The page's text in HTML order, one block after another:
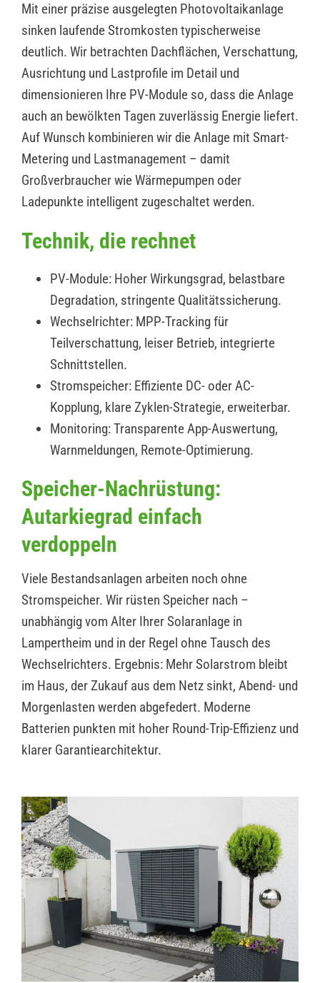
Mit einer präzise ausgelegten Photovoltaikanlage
sinken laufende Stromkosten typischerweise
deutlich. Wir betrachten Dachflächen, Verschattung,
Ausrichtung und Lastprofile im Detail und
dimensionieren Ihre PV-Module so, dass die Anlage
auch an bewölkten Tagen zuverlässig Energie liefert.
Auf Wunsch kombinieren wir die Anlage mit Smart-
Metering und Lastmanagement – damit
Großverbraucher wie Wärmepumpen oder
Ladepunkte intelligent zugeschaltet werden.
Technik, die rechnet
PV-Module: Hoher Wirkungsgrad, belastbare
Degradation, stringente Qualitätssicherung.
Wechselrichter: MPP-Tracking für
Teilverschattung, leiser Betrieb, integrierte
Schnittstellen.
Stromspeicher: Effiziente DC- oder AC-
Kopplung, klare Zyklen-Strategie, erweiterbar.
Monitoring: Transparente App-Auswertung,
Warnmeldungen, Remote-Optimierung.
Speicher-Nachrüstung:
Autarkiegrad einfach
verdoppeln
Viele Bestandsanlagen arbeiten noch ohne
Stromspeicher. Wir rüsten Speicher nach –
unabhängig vom Alter Ihrer Solaranlage in
Lampertheim und in der Regel ohne Tausch des
Wechselrichters. Ergebnis: Mehr Solarstrom bleibt
im Haus, der Zukauf aus dem Netz sinkt, Abend- und
Morgenlasten werden abgefedert. Moderne
Batterien punkten mit hoher Round-Trip-Effizienz und
klarer Garantiearchitektur.